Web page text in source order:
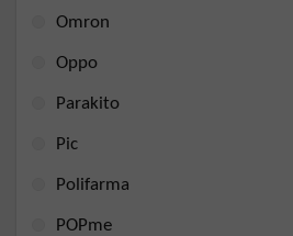
Omron
Oppo
Parakito
Pic
Polifarma
POPme